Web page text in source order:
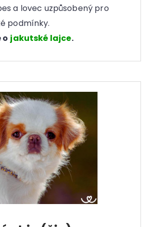
a lovec uzpůsobený pro
podmínky.
o jakutské lajce.